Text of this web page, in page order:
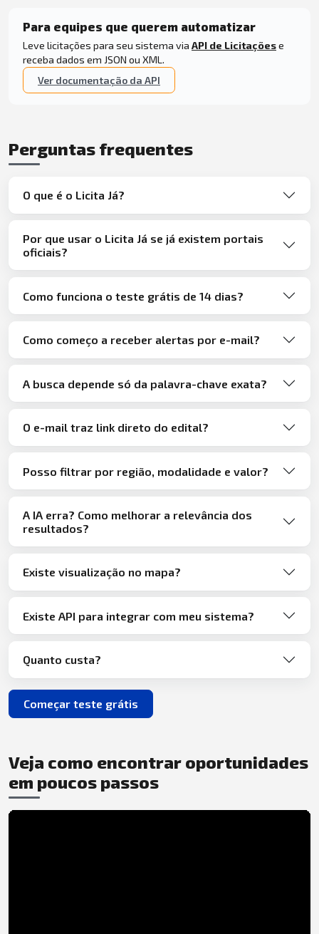
Para equipes que querem automatizar
Leve licitações para seu sistema via API de Licitaçõese
receba dados em JSON ou XML.
Ver documentação da API
Perguntas frequentes
O que é o Licita Já?
Por que usar o Licita Já se já existem portais
oficiais?
Como funciona o teste grátis de 14 dias?
Como começo a receber alertas por e-mail?
A busca depende só da palavra-chave exata?
O e-mail traz link direto do edital?
Posso filtrar por região, modalidade e valor?
A IA erra? Como melhorar a relevância dos
resultados?
Existe visualização no mapa?
Existe API para integrar com meu sistema?
Quanto custa?
Começar teste grátis
Veja como encontrar oportunidades
em poucos passos